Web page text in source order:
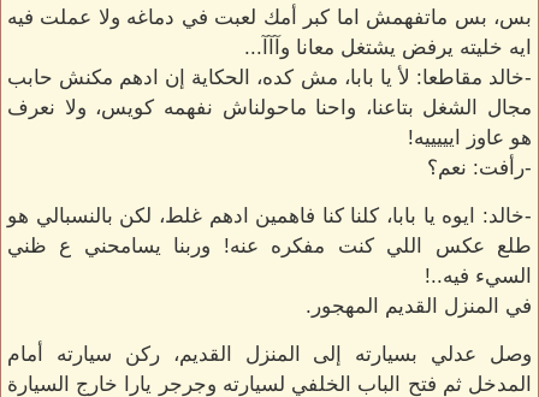
بس، بس ماتفهمش اما كبر أمك لعبت في دماغه ولا عملت فيه
ايه خليته يرفض يشتغل معانا وآآآ...
-خالد مقاطعا: لأ يا بابا، مش كده، الحكاية إن ادهم مكنش حابب
مجال الشغل بتاعنا، واحنا ماحولناش نفهمه كويس، ولا نعرف
هو عاوز ايييييه!
-رأفت: نعم؟
-خالد: ايوه يا بابا، كلنا كنا فاهمين ادهم غلط، لكن بالنسبالي هو
طلع عكس اللي كنت مفكره عنه! وربنا يسامحني ع ظني
السيء فيه..!
في المنزل القديم المهجور.
وصل عدلي بسيارته إلى المنزل القديم، ركن سيارته أمام
المدخل ثم فتح الباب الخلفي لسيارته وجرجر يارا خارج السيارة